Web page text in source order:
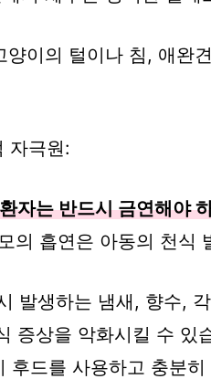
양이의 털이나 침, 애완
자극원:
자는 반드시 금연해야
의 흡연은 아동의 천식
발생하는 냄새, 향수,
증상을 악화시킬 수 있
후드를 사용하고 충분